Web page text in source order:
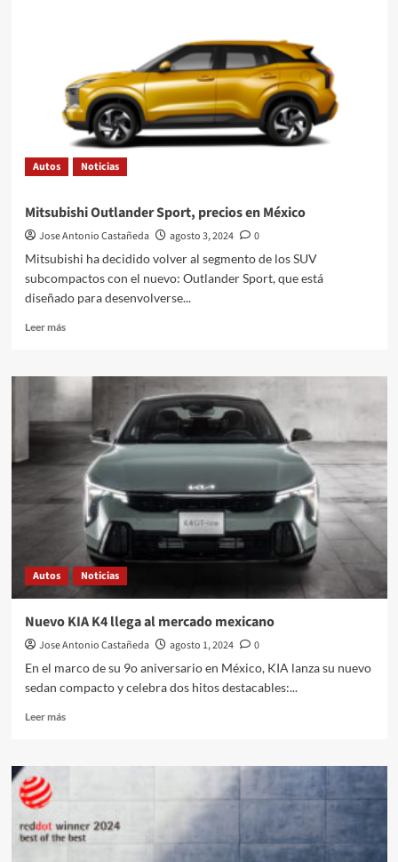
primera
participación
en
una
carrera
Autos Noticias
Mitsubishi Outlander Sport, precios en México
Jose Antonio Castañeda agosto 3, 2024
0
Mitsubishi ha decidido volver al segmento de los SUV
subcompactos con el nuevo: Outlander Sport, que está
diseñado para desenvolverse...
Leer másLeer
Mitsubishi
Outlander
Sport,
precios
México
Autos Noticias
Nuevo KIA K4 llega al mercado mexicano
Jose Antonio Castañeda agosto 1, 2024
0
En el marco de su 9o aniversario en México, KIA lanza su nuevo
sedan compacto y celebra dos hitos destacables:...
Leer másLeer
Nuevo
al